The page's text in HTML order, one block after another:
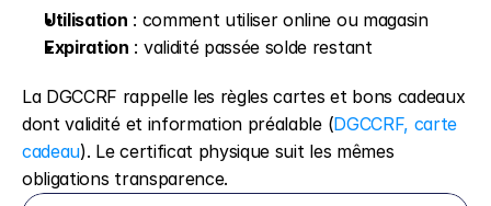
Utilisation : comment utiliser online ou magasin
Expiration : validité passée solde restant
La DGCCRF rappelle les règles cartes et bons cadeaux
dont validité et information préalable (DGCCRF, carte
cadeau). Le certificat physique suit les mêmes
obligations transparence.